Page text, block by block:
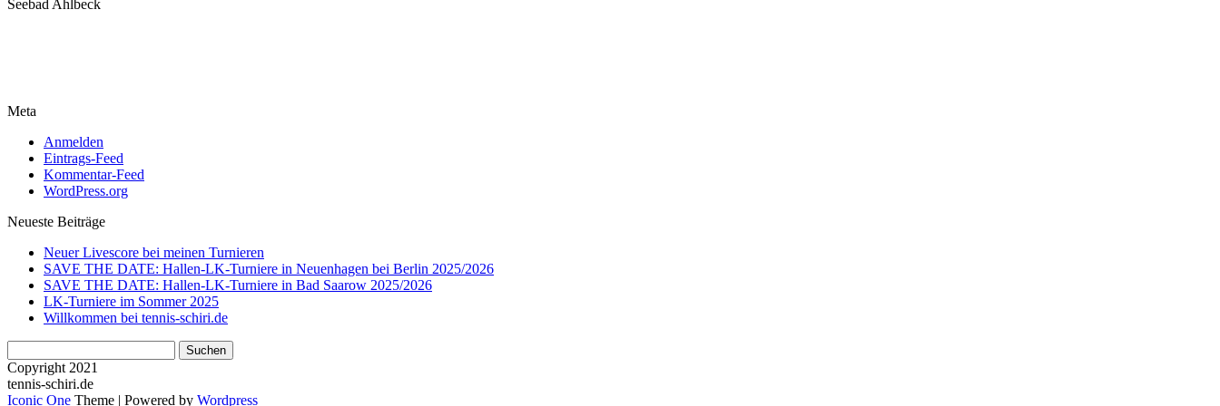
Seebad Ahlbeck
Meta
Anmelden
Eintrags-Feed
Kommentar-Feed
WordPress.org
Neueste Beiträge
Neuer Livescore bei meinen Turnieren
SAVE THE DATE: Hallen-LK-Turniere in Neuenhagen bei Berlin 2025/2026
SAVE THE DATE: Hallen-LK-Turniere in Bad Saarow 2025/2026
LK-Turniere im Sommer 2025
Willkommen bei tennis-schiri.de
nach:
Copyright 2021
tennis-schiri.de
Iconic One Theme | Powered by Wordpress